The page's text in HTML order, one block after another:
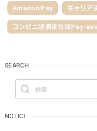
Amazon Pay キャリア
コンビニ決済またはPay-
SEARCH
NOTICE